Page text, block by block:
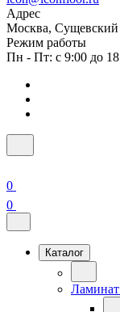
Адрес
Москва,
Режим работы
Пн - Пт: с 9:00 до
0
0
Каталог
Ламинат